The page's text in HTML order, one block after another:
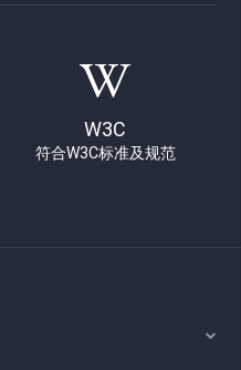
W3C
符合W3C标准及规范